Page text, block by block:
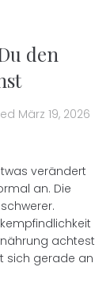
den
März 19, 2026
verändert
an. Die
achtest
sich gerade an